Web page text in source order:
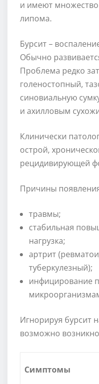
и имеют множество
липома.
Бурсит –
Обычно
Проблема редко
голеностопный,
синовиальную
и ахилловым
Клинически
острой,
рецидивирующей
Причины
травмы;
стабильная
нагрузка;
артрит
туберкулезный);
инфицирование
Игнорируя бурсит
возможно
Симптомы